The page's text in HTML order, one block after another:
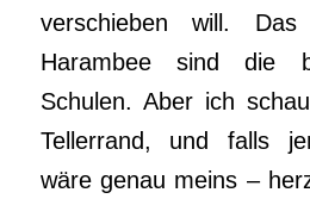
verschieben will.
Harambee sind die
Schulen. Aber ich
Tellerrand, und falls
wäre genau meins –